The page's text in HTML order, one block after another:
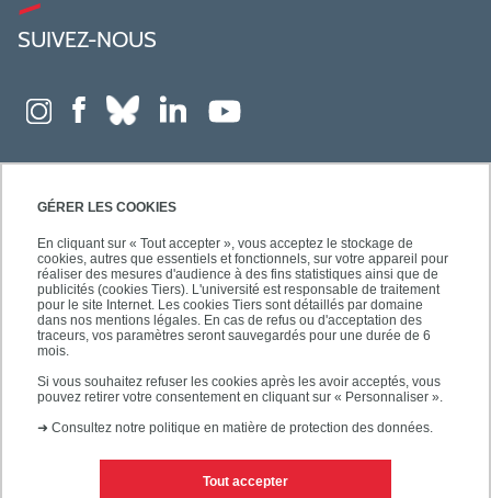
GÉRER LES COOKIES
En cliquant sur « Tout accepter », vous acceptez le stockage de
cookies, autres que essentiels et fonctionnels, sur votre appareil pour
réaliser des mesures d'audience à des fins statistiques ainsi que de
publicités (cookies Tiers). L'université est responsable de traitement
pour le site Internet. Les cookies Tiers sont détaillés par domaine
dans nos mentions légales. En cas de refus ou d'acceptation des
traceurs, vos paramètres seront sauvegardés pour une durée de 6
mois.
Si vous souhaitez refuser les cookies après les avoir acceptés, vous
pouvez retirer votre consentement en cliquant sur « Personnaliser ».
➜ Consultez notre politique en matière de protection des données.
Tout accepter
SUIVEZ-NOUS